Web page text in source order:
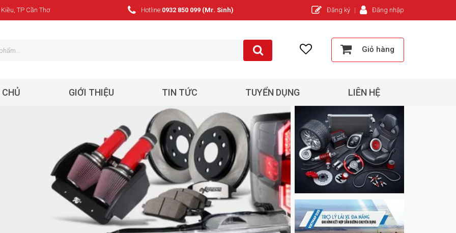
TP Cần Thơ Hotline:0932 850 099 (Mr. Sinh) Đăng ký Đăng nhập
Giỏ hàng
GIỚI THIỆU TIN TỨC TUYỂN DỤNG LIÊN HỆ